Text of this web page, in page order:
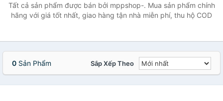
Tất cả sản phẩm được bán bởi mppshop-. Mua sản phẩm chính
hãng với giá tốt nhất, giao hàng tận nhà miễn phí, thu hộ COD
0 Sản Phẩm Sắp Xếp Theo